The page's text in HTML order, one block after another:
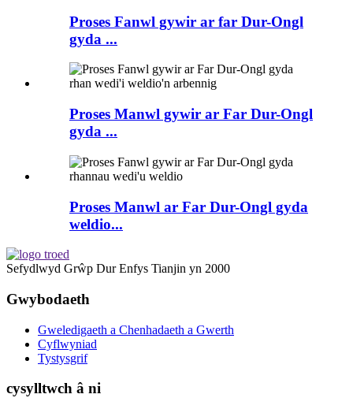
Proses Fanwl gywir ar far Dur-Ongl
gyda ...
Proses Manwl gywir ar Far Dur-Ongl
gyda ...
Proses Manwl ar Far Dur-Ongl gyda
weldio...
Sefydlwyd Grŵp Dur Enfys Tianjin yn 2000
Gwybodaeth
Gweledigaeth a Chenhadaeth a Gwerth
Cyflwyniad
Tystysgrif
cysylltwch â ni